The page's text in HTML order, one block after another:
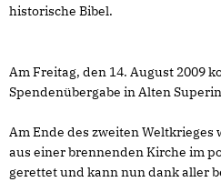
historische Bibel.
Am Freitag, den 14. August 2009
Spendenübergabe in Alten
Am Ende des zweiten Weltkrieges
aus einer brennenden Kirche im
gerettet und kann nun dank aller